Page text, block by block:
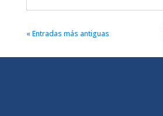
« Entradas más antiguas